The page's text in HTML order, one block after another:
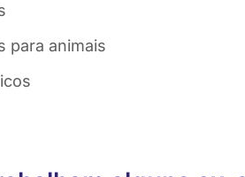
para animais